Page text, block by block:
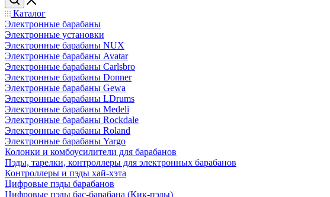
Каталог
Электронные барабаны
Электронные установки
Электронные барабаны NUX
Электронные барабаны Avatar
Электронные барабаны Carlsbro
Электронные барабаны Donner
Электронные барабаны Gewa
Электронные барабаны LDrums
Электронные барабаны Medeli
Электронные барабаны Rockdale
Электронные барабаны Roland
Электронные барабаны Yargo
Колонки и комбоусилители для барабанов
Пэды, тарелки, контроллеры для электронных барабанов
Контроллеры и пэды хай-хэта
Цифровые пэды барабанов
Цифровые пэды бас-барабана (Кик-пэды)